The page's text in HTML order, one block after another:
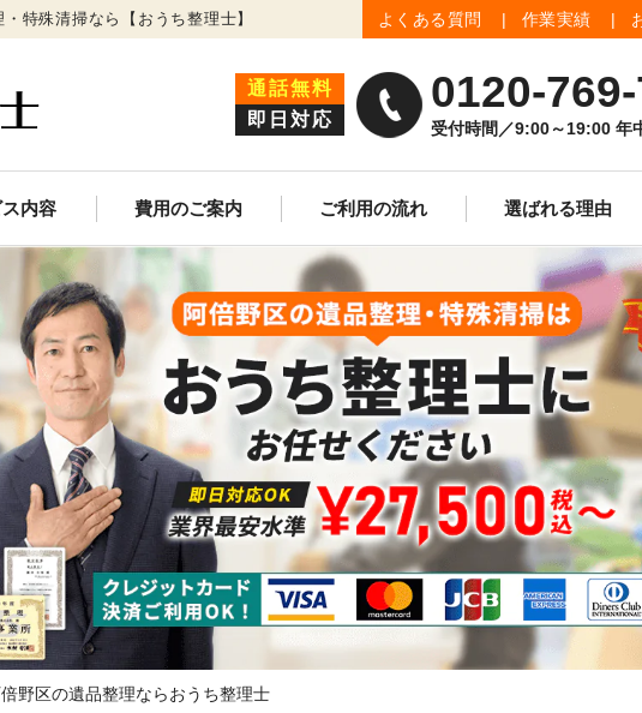
特殊清掃なら【おうち整理士】 よくある質問 作業実績
通話無料
即日対応
0120-
受付時間／9:00～19:00 年
内容
掃 生前整理 遺品買取査定 ゴミ屋敷清掃
費用のご案内 ご利用の流れ 選ばれる理由
野区の遺品整理ならおうち整理士